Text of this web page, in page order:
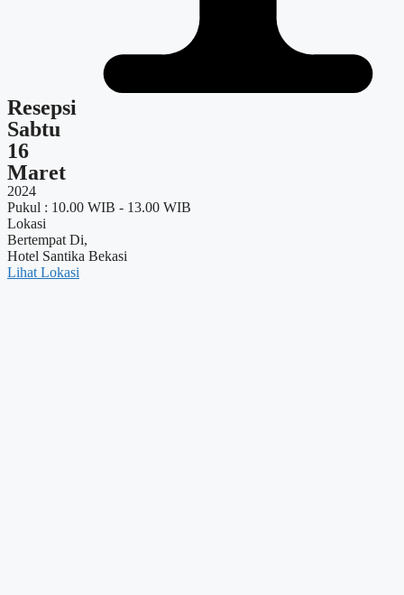
Resepsi
Sabtu
16
Maret
2024
Pukul : 10.00 WIB - 13.00 WIB
Lokasi
Bertempat Di,
Hotel Santika Bekasi
Lihat Lokasi